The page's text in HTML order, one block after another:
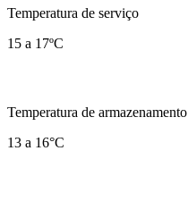
Temperatura de serviço
15 a 17ºC
Temperatura de armazenamento
13 a 16°C